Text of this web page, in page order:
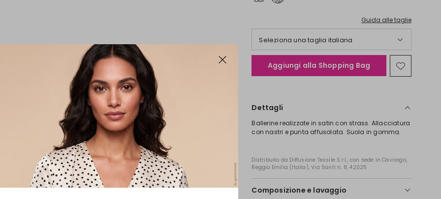
Guida alle taglie
Seleziona una taglia italiana
Aggiungi alla Shopping Bag
Sposta
nella
Dettagli
Ballerine realizzate in satin con strass. Allacciatura
con nastri e punta affusolata. Suola in gomma.
Distribuito da Diffusione Tessile S.r.l., con sede in Cavriago,
Reggio Emilia (Italia), Via Santi n. 8, 42025
Composizione e lavaggio